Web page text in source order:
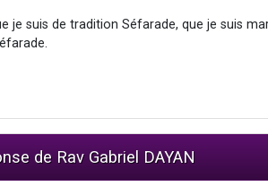
je suis de tradition Séfarade, que je suis
de Rav Gabriel DAYAN